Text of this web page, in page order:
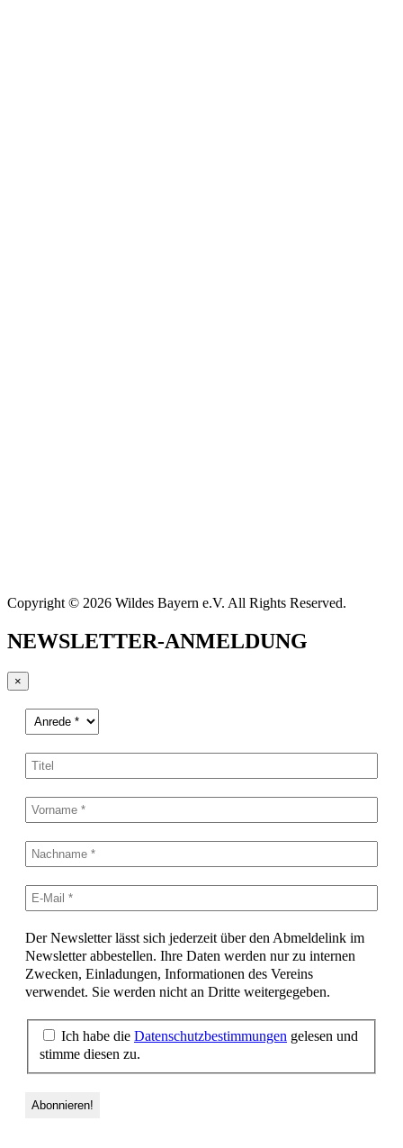
Copyright © 2026 Wildes Bayern e.V. All Rights Reserved.
NEWSLETTER-ANMELDUNG
×
Der Newsletter lässt sich jederzeit über den Abmeldelink im
Newsletter abbestellen. Ihre Daten werden nur zu internen
Zwecken, Einladungen, Informationen des Vereins
verwendet. Sie werden nicht an Dritte weitergegeben.
Ich habe die Datenschutzbestimmungen gelesen und
stimme diesen zu.